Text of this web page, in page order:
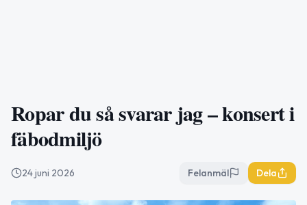
Ropar du så svarar jag – konsert i
fäbodmiljö
24 juni 2026 Felanmäl Dela